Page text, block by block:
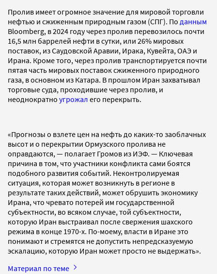
Пролив имеет огромное значение для мировой торговли
нефтью и сжиженным природным газом (СПГ). По данным
Bloomberg, в 2024 году через пролив перевозилось почти
16,5 млн баррелей нефти в сутки, или 26% мировых
поставок, из Саудовской Аравии, Ирака, Кувейта, ОАЭ и
Ирана. Кроме того, через пролив транспортируется почти
пятая часть мировых поставок сжиженного природного
газа, в основном из Катара. В прошлом Иран захватывал
торговые суда, проходившие через пролив, и
неоднократно угрожал его перекрыть.
«Прогнозы о взлете цен на нефть до каких-то заоблачных
высот и о перекрытии Ормузского пролива не
оправдаются, — полагает Громов из ИЭФ. — Ключевая
причина в том, что участники конфликта сами боятся
подобного развития событий. Неконтролируемая
ситуация, которая может возникнуть в регионе в
результате таких действий, может обрушить экономику
Ирана, что чревато потерей им государственной
субъектности, во всяком случае, той субъектности,
которую Иран выстраивал после свержения шахского
режима в конце 1970-х. По-моему, власти в Иране это
понимают и стремятся не допустить непредсказуемую
эскалацию, которую Иран может просто не выдержать».
Материал по теме